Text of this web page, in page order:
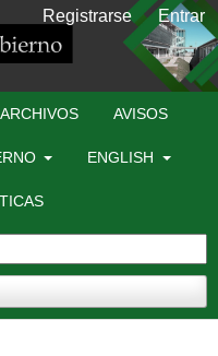
ARCHIVOS AVISOS
ENGLISH
Registrarse Entrar